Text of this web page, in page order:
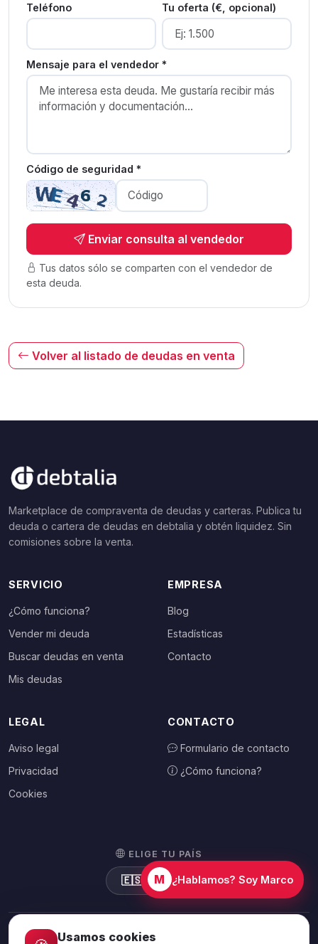
Teléfono Tu oferta (€, opcional)
Mensaje para el vendedor *
Código de seguridad *
Enviar consulta al vendedor
Tus datos sólo se comparten con el vendedor de
esta deuda.
Volver al listado de deudas en venta
Marketplace de compraventa de deudas y carteras. Publica tu
deuda o cartera de deudas en debtalia y obtén liquidez. Sin
comisiones sobre la venta.
SERVICIO
¿Cómo funciona?
Vender mi deuda
Buscar deudas en venta
Mis deudas
EMPRESA
Blog
Estadísticas
Contacto
LEGAL
Aviso legal
Privacidad
Cookies
CONTACTO
Formulario de contacto
¿Cómo funciona?
ELIGE TU PAÍS
🇪🇸 España
M ¿Hablamos? Soy Marco
Usamos cookies